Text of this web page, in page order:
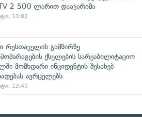
2 500 ლარით დააჯარიმა
13:02
რუსთაველის გამზირზე
ქსელების სარეაბილიტაციო
მომხდარი ინციდენტის შესახებ
ავრცელებს
12:40